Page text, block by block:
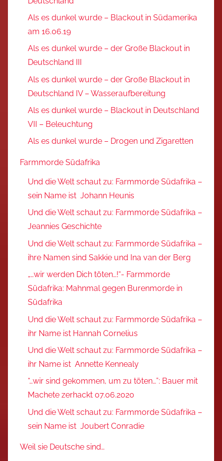
Als es dunkel wurde – Blackout in Südamerika
am 16.06.19
Als es dunkel wurde – der Große Blackout in
Deutschland III
Als es dunkel wurde – der Große Blackout in
Deutschland IV – Wasseraufbereitung
Als es dunkel wurde – Blackout in Deutschland
VII – Beleuchtung
Als es dunkel wurde – Drogen und Zigaretten
Farmmorde Südafrika
Und die Welt schaut zu: Farmmorde Südafrika –
sein Name ist Johann Heunis
Und die Welt schaut zu: Farmmorde Südafrika –
Jeannies Geschichte
Und die Welt schaut zu: Farmmorde Südafrika –
ihre Namen sind Sakkie und Ina van der Berg
„…wir werden Dich töten…!“- Farmmorde
Südafrika: Mahnmal gegen Burenmorde in
Südafrika
Und die Welt schaut zu: Farmmorde Südafrika –
ihr Name ist Hannah Cornelius
Und die Welt schaut zu: Farmmorde Südafrika –
ihr Name ist Annette Kennealy
“…wir sind gekommen, um zu töten…”: Bauer mit
Machete zerhackt 07.06.2020
Und die Welt schaut zu: Farmmorde Südafrika –
sein Name ist Joubert Conradie
Weil sie Deutsche sind…